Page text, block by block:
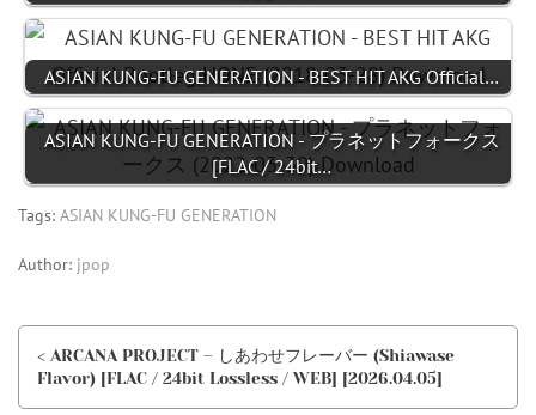
ASIAN KUNG-FU GENERATION - BEST HIT AKG Official…
ASIAN KUNG-FU GENERATION - プラネットフォークス
[FLAC / 24bit…
Tags: ASIAN KUNG-FU GENERATION
Author: jpop
< ARCANA PROJECT – しあわせフレーバー (Shiawase
Flavor) [FLAC / 24bit Lossless / WEB] [2026.04.05]